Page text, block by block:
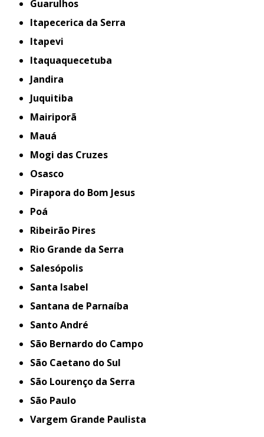
Guarulhos
Itapecerica da Serra
Itapevi
Itaquaquecetuba
Jandira
Juquitiba
Mairiporã
Mauá
Mogi das Cruzes
Osasco
Pirapora do Bom Jesus
Poá
Ribeirão Pires
Rio Grande da Serra
Salesópolis
Santa Isabel
Santana de Parnaíba
Santo André
São Bernardo do Campo
São Caetano do Sul
São Lourenço da Serra
São Paulo
Vargem Grande Paulista